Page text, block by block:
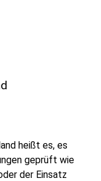
heißt es, es
geprüft wie
der Einsatz